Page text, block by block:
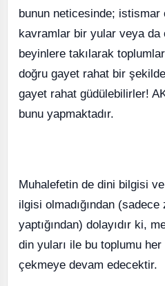
bunun neticesinde; istismar
kavramlar bir yular veya da
beyinlere takılarak
doğru gayet rahat bir
gayet rahat güdülebilirler!
bunu yapmaktadır.
Muhalefetin de dini bilgisi
ilgisi olmadığından
yaptığından) dolayıdır ki,
din yuları ile bu toplumu
çekmeye devam edecektir.